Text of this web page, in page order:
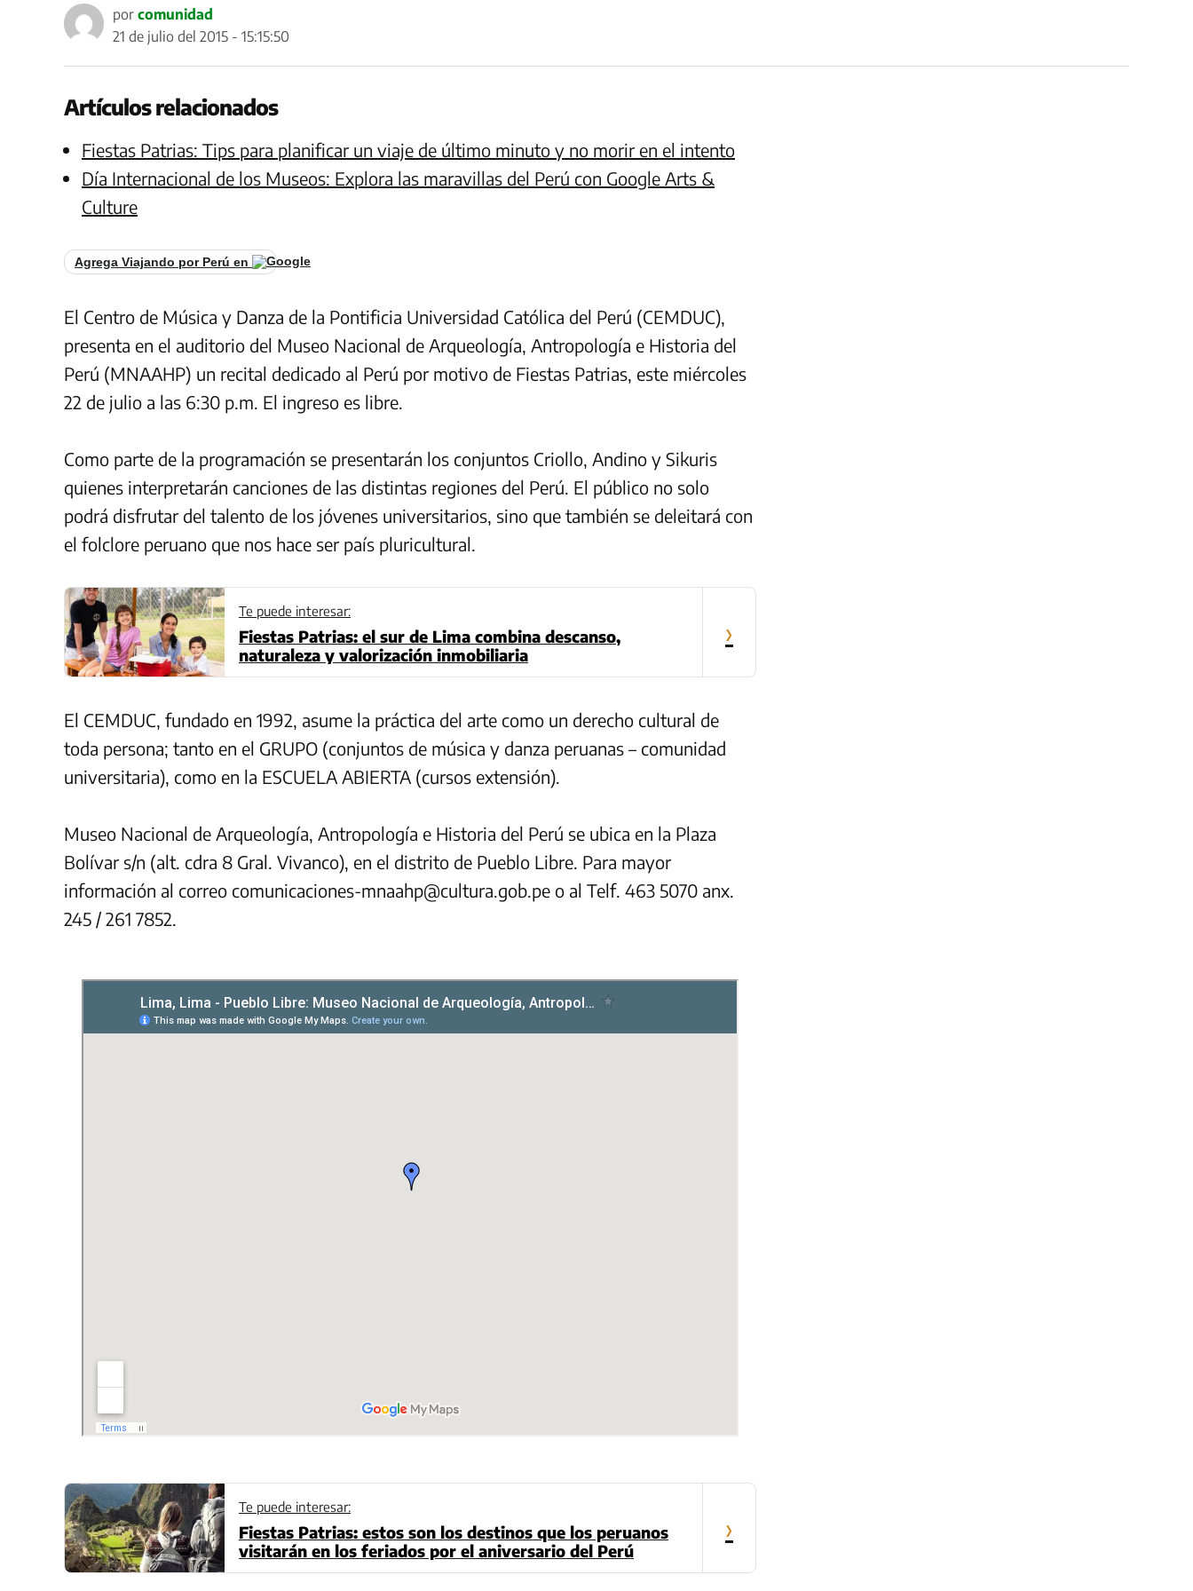
por comunidad
21 de julio del 2015 - 15:15:50
Artículos relacionados
Fiestas Patrias: Tips para planificar un viaje de último minuto y no morir en el intento
Día Internacional de los Museos: Explora las maravillas del Perú con Google Arts &
Culture
Agrega Viajando por Perú en
El Centro de Música y Danza de la Pontificia Universidad Católica del Perú (CEMDUC),
presenta en el auditorio del Museo Nacional de Arqueología, Antropología e Historia del
Perú (MNAAHP) un recital dedicado al Perú por motivo de Fiestas Patrias, este miércoles
22 de julio a las 6:30 p.m. El ingreso es libre.
Como parte de la programación se presentarán los conjuntos Criollo, Andino y Sikuris
quienes interpretarán canciones de las distintas regiones del Perú. El público no solo
podrá disfrutar del talento de los jóvenes universitarios, sino que también se deleitará con
el folclore peruano que nos hace ser país pluricultural.
Te puede interesar:
Fiestas Patrias: el sur de Lima combina descanso,
naturaleza y valorización inmobiliaria
›
El CEMDUC, fundado en 1992, asume la práctica del arte como un derecho cultural de
toda persona; tanto en el GRUPO (conjuntos de música y danza peruanas – comunidad
universitaria), como en la ESCUELA ABIERTA (cursos extensión).
Museo Nacional de Arqueología, Antropología e Historia del Perú se ubica en la Plaza
Bolívar s/n (alt. cdra 8 Gral. Vivanco), en el distrito de Pueblo Libre. Para mayor
información al correo comunicaciones-mnaahp@cultura.gob.pe o al Telf. 463 5070 anx.
245 / 261 7852.
Te puede interesar:
Fiestas Patrias: estos son los destinos que los peruanos
visitarán en los feriados por el aniversario del Perú
›